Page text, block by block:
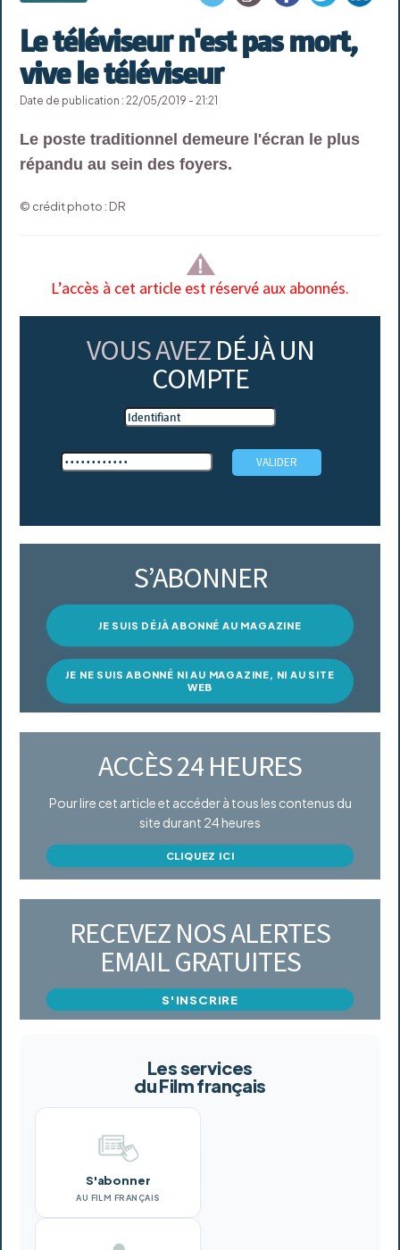
Le téléviseur n'est pas mort,
vive le téléviseur
Date de publication : 22/05/2019 - 21:21
Le poste traditionnel demeure l'écran le plus
répandu au sein des foyers.
© crédit photo : DR
L’accès à cet article est réservé aux abonnés.
VOUS AVEZ DÉJÀ UN
COMPTE
S’ABONNER
JE SUIS DÉJÀ ABONNÉ AU MAGAZINE
JE NE SUIS ABONNÉ NI AU MAGAZINE, NI AU SITE
WEB
ACCÈS 24 HEURES
Pour lire cet article et accéder à tous les contenus du
site durant 24 heures
CLIQUEZ ICI
RECEVEZ NOS ALERTES
EMAIL GRATUITES
S'INSCRIRE
Les services
du Film français
S'abonner
AU FILM FRANÇAIS